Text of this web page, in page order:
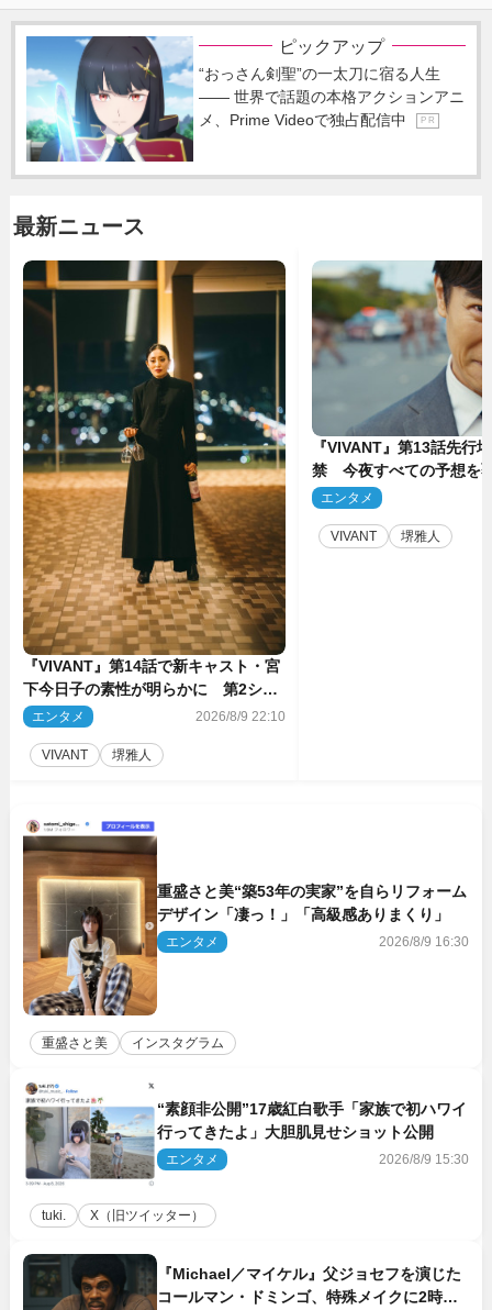
ピックアップ
“おっさん剣聖”の一太刀に宿る人生
―― 世界で話題の本格アクションアニ
メ、Prime Videoで独占配信中
P R
最新ニュース
『VIVANT』第14話で新キャスト・宮
下今日子の素性が明らかに 第2シー
ズンのキーパーソンの1人
エンタメ 2026/8/9 22:10
VIVANT 堺雅人
『VIVANT』第13話先行
禁 今夜すべての予想を
ーンが…
エンタメ
VIVANT 堺雅人
重盛さと美“築53年の実家”を自らリフォーム
デザイン「凄っ！」「高級感ありまくり」
エンタメ 2026/8/9 16:30
重盛さと美 インスタグラム
“素顔非公開”17歳紅白歌手「家族で初ハワイ
行ってきたよ」大胆肌見せショット公開
エンタメ 2026/8/9 15:30
tuki. X（旧ツイッター）
『Michael／マイケル』父ジョセフを演じた
コールマン・ドミンゴ、特殊メイクに2時間